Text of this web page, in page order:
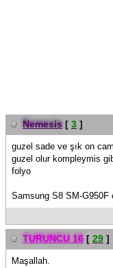
Nemesis [ 3 ]
guzel sade ve şık on
guzel olur kompleymis
folyo
Samsung S8 SM-G950F
TURUNCU 16 [ 29 ]
Maşallah.